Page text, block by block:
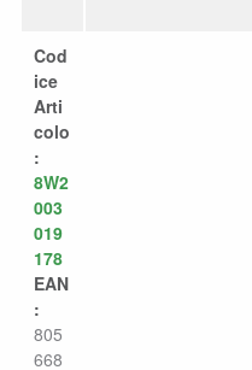
Cod
ice
Arti
colo
:
8W2
003
019
178
EAN
:
805
668